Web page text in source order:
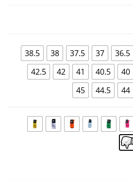
36.5
37
37.5
38
38.5
40
40.5
41
42
42.5
44
44.5
45